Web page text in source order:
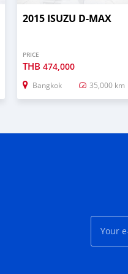
2015 ISUZU D-MAX
PRICE
THB474,000
Bangkok 35,000 km